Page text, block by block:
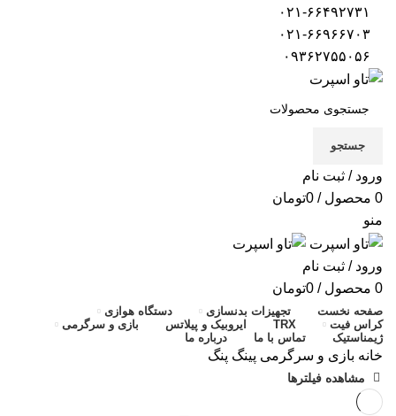
جستجو
ورود / ثبت نام
0 محصول / تومان0
منو
ورود / ثبت نام
0 محصول / تومان0
صفحه نخست تجهیزات بدنسازی
دستگاه هوازی
کراس فیت
TRX ایروبیک و پیلاتس
بازی و سرگرمی
ژیمناستیک
تماس با ما درباره ما
خانه بازی و سرگرمی پینگ پنگ
مشاهده فیلترها